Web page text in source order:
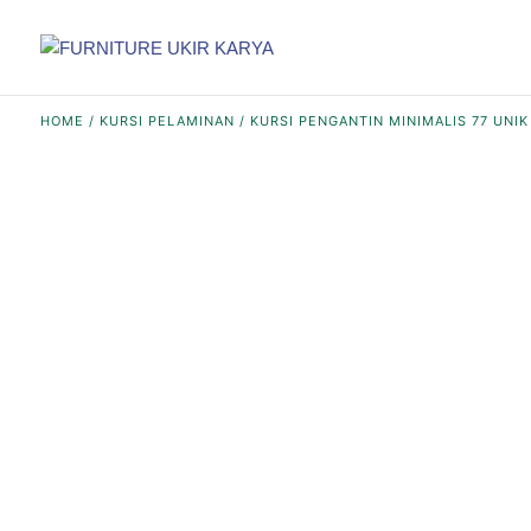
HOME / KURSI PELAMINAN / KURSI PENGANTIN MINIMALIS 77 UNIK